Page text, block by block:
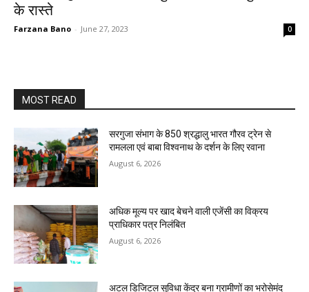
के रास्ते
Farzana Bano - June 27, 2023 0
MOST READ
सरगुजा संभाग के 850 श्रद्धालु भारत गौरव ट्रेन से
रामलला एवं बाबा विश्वनाथ के दर्शन के लिए रवाना
August 6, 2026
अधिक मूल्य पर खाद बेचने वाली एजेंसी का विक्रय
प्राधिकार पत्र निलंबित
August 6, 2026
अटल डिजिटल सुविधा केंद्र बना ग्रामीणों का भरोसेमंद